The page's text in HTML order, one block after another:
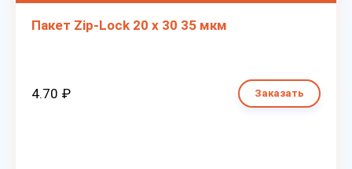
Пакет Zip-Lock 20 х 30 35 мкм
4.70 ₽ Заказать